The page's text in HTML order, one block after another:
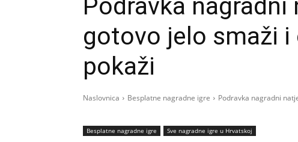
Podravka
gotovo jelo smaži i
pokaži
Naslovnica Besplatne nagradne igre Podravka nagradni
Besplatne nagradne igre Sve nagradne igre u Hrvatskoj